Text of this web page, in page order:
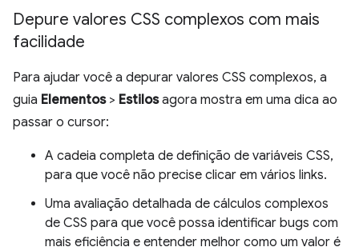
Depure valores CSS complexos com mais
facilidade
Para ajudar você a depurar valores CSS complexos, a
guia Elementos> Estilosagora mostra em uma dica ao
passar o cursor:
A cadeia completa de definição de variáveis CSS,
para que você não precise clicar em vários links.
Uma avaliação detalhada de cálculos complexos
de CSS para que você possa identificar bugs com
mais eficiência e entender melhor como um valor é